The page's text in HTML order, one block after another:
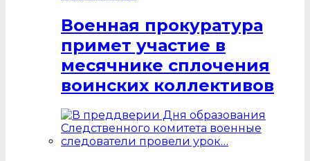
Военная прокуратура
примет участие в
месячнике сплочения
воинских коллективов